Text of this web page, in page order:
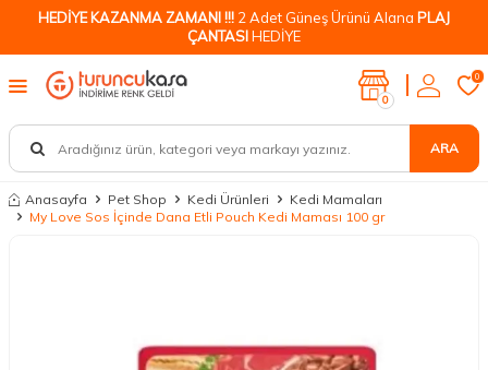
HEDİYE KAZANMA ZAMANI !!! 2 Adet Güneş Ürünü Alana PLAJ
ÇANTASIHEDİYE
ARA
0
0
Anasayfa Pet Shop Kedi Ürünleri
Kedi Mamaları
My Love Sos İçinde Dana Etli Pouch Kedi Maması 100 gr